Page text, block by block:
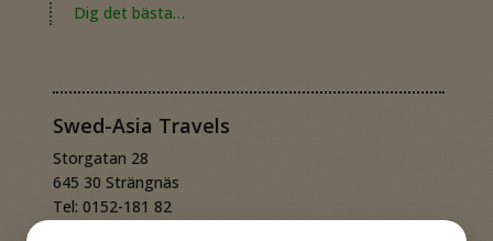
Dig det bästa…
Swed-Asia Travels
Storgatan 28
645 30 Strängnäs
Tel: 0152-181 82